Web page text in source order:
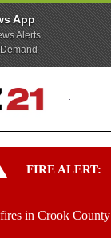
App
Alerts
FIRE ALERT:
in Crook County